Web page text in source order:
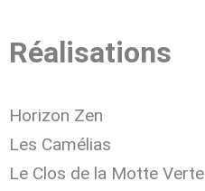
Réalisations
Horizon Zen
Les Camélias
Le Clos de la Motte Verte